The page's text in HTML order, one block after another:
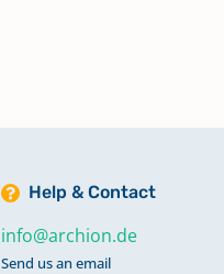
Help & Contact
info@archion.de
Send us an email